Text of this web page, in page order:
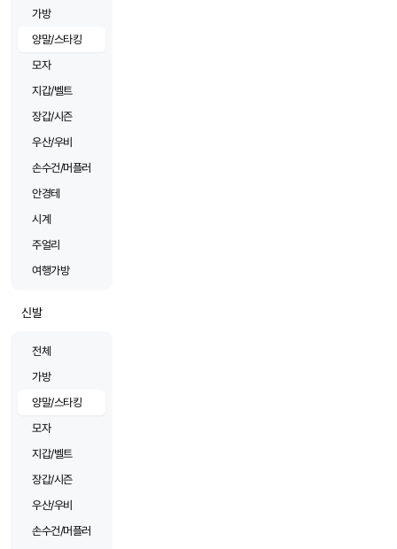
가방
양말/스타킹
모자
지갑/벨트
장갑/시즌
우산/우비
손수건/머플러
안경테
시계
주얼리
여행가방
신발
전체
가방
양말/스타킹
모자
지갑/벨트
장갑/시즌
우산/우비
손수건/머플러